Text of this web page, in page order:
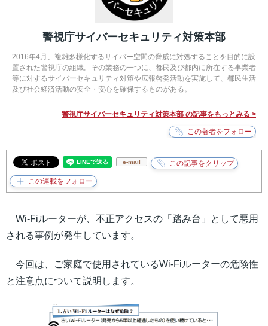
警視庁サイバーセキュリティ対策本部
2016年4月、複雑多様化するサイバー空間の脅威に対処することを目的に設
置された警視庁の組織。その業務の一つに、都民及び都内に所在する事業者
等に対するサイバーセキュリティ対策や広報啓発活動を実施して、都民生活
及び社会経済活動の安全・安心を確保するものがある。
警視庁サイバーセキュリティ対策本部 の記事をもっとみる >
e-mail
Wi-Fiルーターが、不正アクセスの「踏み台」として悪用
される事例が発生しています。
今回は、ご家庭で使用されているWi-Fiルーターの危険性
と注意点について説明します。